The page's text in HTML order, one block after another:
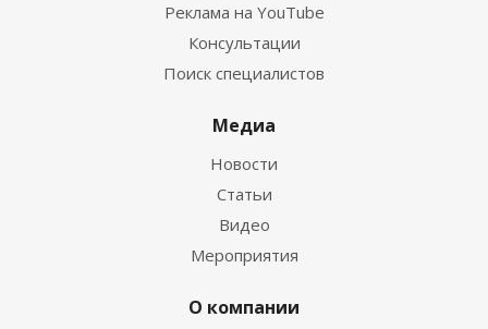
Реклама на YouTube
Консультации
Поиск специалистов
Медиа
Новости
Статьи
Видео
Мероприятия
О компании